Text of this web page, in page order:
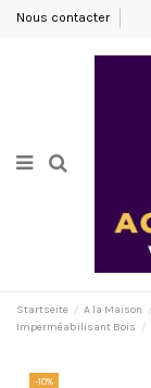
Nous contacter
Startseite A la Maison
Imperméabilisant Bois
-10%